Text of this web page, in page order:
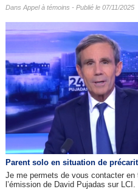
Dans Appel à témoins - Publié le 07/11/2025
Parent solo en situation de
Je me permets de vous contacter en
l’émission de David Pujadas sur